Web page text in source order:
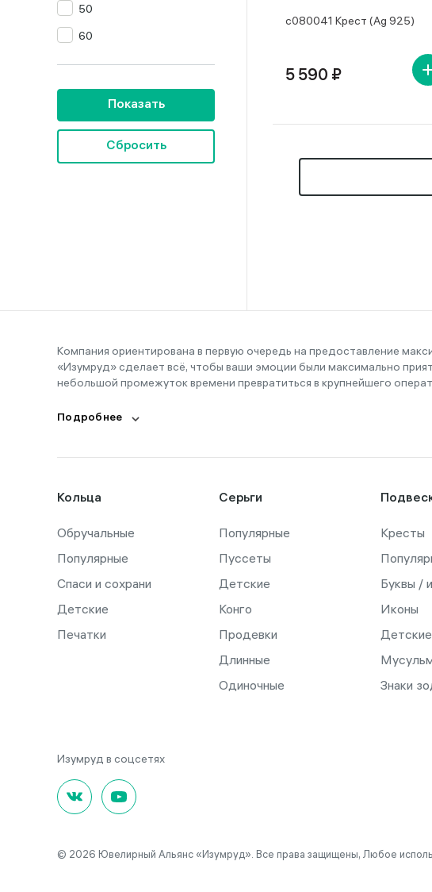
50
60
Показать
Сбросить
с080041 Крест (Ag 925)
5 590 ₽
Компания ориентирована в первую очередь на предоставление
«Изумруд» сделает всё, чтобы ваши эмоции были максимально
небольшой промежуток времени превратиться в крупнейшего
Подробнее
Кольца
Обручальные
Популярные
Спаси и сохрани
Детские
Печатки
Серьги
Популярные
Пуссеты
Детские
Конго
Продевки
Длинные
Одиночные
Кресты
Буквы /
Иконы
Детские
Знаки
© 2026 Ювелирный Альянс «Изумруд». Все права защищены, Любое